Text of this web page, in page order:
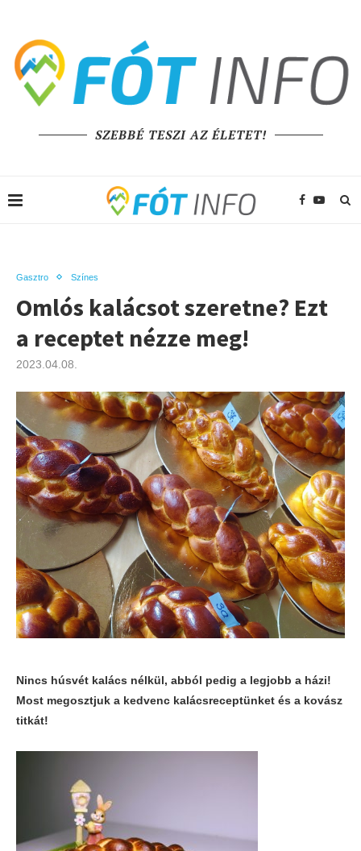
SZEBBÉ TESZI AZ ÉLETET!
Gasztro Színes
Omlós kalácsot szeretne? Ezt
a receptet nézze meg!
2023.04.08.
Nincs húsvét kalács nélkül, abból pedig a legjobb a házi!
Most megosztjuk a kedvenc kalácsreceptünket és a kovász
titkát!